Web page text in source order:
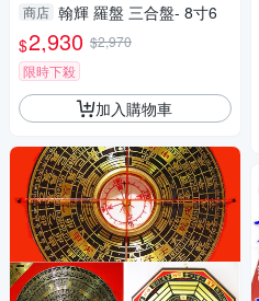
商店 翰輝 羅盤 三合盤- 8寸6
$2,930 $2,970
限時下殺
加入購物車